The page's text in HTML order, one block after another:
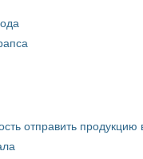
отправить продукцию